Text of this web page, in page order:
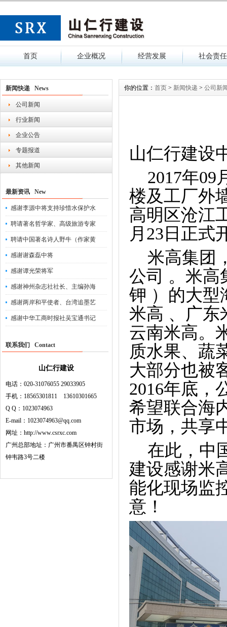
首页 企业概况 经营发展 社会责任
新闻快递 News
公司新闻
行业新闻
企业公告
专题报道
其他新闻
最新资讯 New
感谢李源中将支持珍惜水保护水
聘请著名哲学家、高级旅游专家
聘请中国著名诗人野牛（作家黄
感谢谢森磊中将
感谢谭光荣将军
感谢神州杂志社社长、主编孙海
感谢两岸和平使者、台湾追墨艺
感谢中华工商时报社吴宝通书记
联系我们 Contact
山仁行建设
电话：020-31076055 29033905
手机：18565301811 13610301665
Q Q：1023074963
E-mail：1023074963@qq.com
网址：http://www.csrxc.com
广州总部地址：广州市番禺区钟村街
钟韦路3号二楼
你的位置： 首页 > 新闻快递 > 公司新
山仁行建设
2017年09
楼及工厂外
高明区沧江
月23日正式
米高集团
公司 。米高
钾 ）的大型
米高 、广东
云南米高。
质水果、蔬
大部分也被
2016年底，
希望联合海
市场，共享
在此，中
建设感谢米
能化现场监
意！